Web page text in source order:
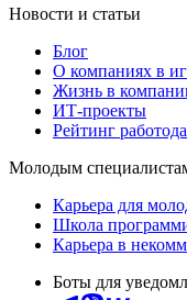
Новости и статьи
Блог
О компаниях в
Жизнь в
ИТ-проекты
Рейтинг
Молодым
Карьера для
Школа
Карьера в
Боты для